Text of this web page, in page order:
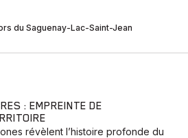
du Saguenay-Lac-Saint-Jean
: EMPREINTE DE
révèlent l’histoire profonde du